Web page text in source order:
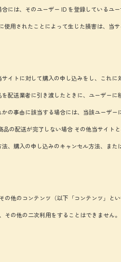
には、そのユーザー ID を登録しているユ
使用されたことによって生じた損害は、当
イトに対して購入の申し込みをし、これ
配送業者に引き渡したときに、ユーザーに
の事由に該当する場合には、当該ユーザ
の配送が完了しない場合 その他当サイト
、購入の申し込みのキャンセル方法、ま
の他のコンテンツ（以下「コンテンツ」
の他の二次利用をすることはできません。